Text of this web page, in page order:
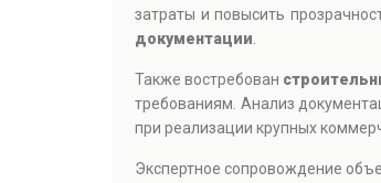
затраты и повысить
документации
Также востребован
требованиям. Анализ
при реализации крупных
Экспертное сопровождение